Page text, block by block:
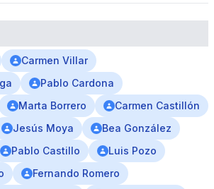
Carmen Villar
Pablo Cardona
Marta Borrero
Carmen Castillón
Jesús Moya
Bea González
Pablo Castillo
Luis Pozo
Fernando Romero